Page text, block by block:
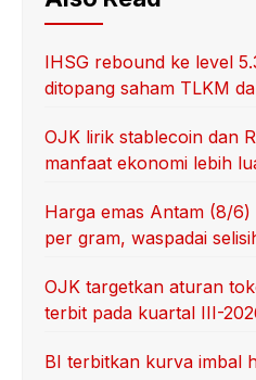
IHSG rebound ke level
ditopang saham TLKM
OJK lirik stablecoin dan
manfaat ekonomi lebih
Harga emas Antam (8/6)
per gram, waspadai
OJK targetkan aturan
terbit pada kuartal III-
BI terbitkan kurva imbal